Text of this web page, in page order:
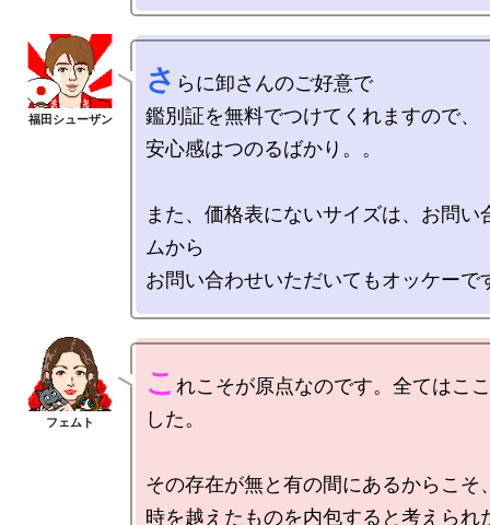
さ らに卸さんのご好意で
鑑別証を無料でつけてくれますので、
安心感はつのるばかり。。
また、価格表にないサイズは、お問い
ムから
こ れこそが原点なのです。全てはこ
した。
その存在が無と有の間にあるからこそ
時を越えたものを内包すると考えられ